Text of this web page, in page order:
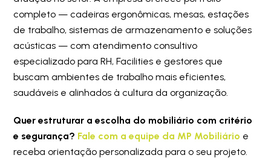
completo — cadeiras ergonômicas, mesas, estações
de trabalho, sistemas de armazenamento e soluções
acústicas — com atendimento consultivo
especializado para RH, Facilities e gestores que
buscam ambientes de trabalho mais eficientes,
saudáveis e alinhados à cultura da organização.
Quer estruturar a escolha do mobiliário com critério
e segurança? Fale com a equipe da MP Mobiliário e
receba orientação personalizada para o seu projeto.